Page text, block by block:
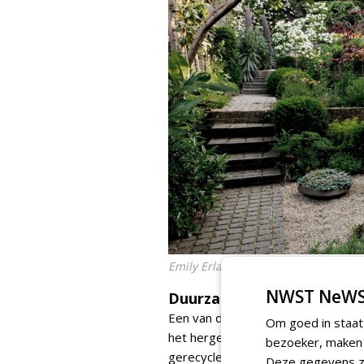
Emily Erlam, Londen
Duurzaamheid en
Een van de opvallendste thema's
het hergebruik van natuurlijke
gerecyclede en lokale
NWST
Om goed in
bezoeker,